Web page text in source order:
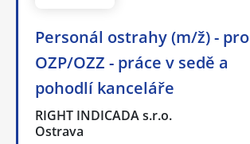
Personál ostrahy (m/ž) - pro
OZP/OZZ - práce v sedě a
pohodlí kanceláře
RIGHT INDICADA s.r.o.
Ostrava